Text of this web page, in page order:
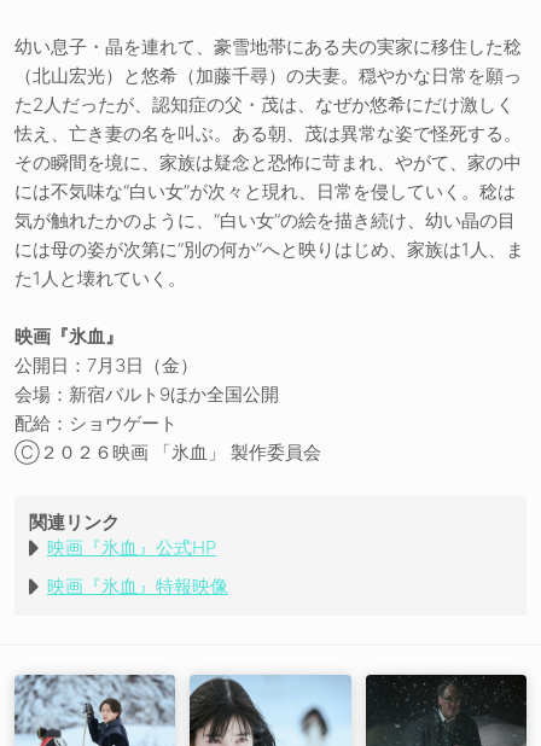
幼い息子・晶を連れて、豪雪地帯にある夫の実家に移住した稔
（北山宏光）と悠希（加藤千尋）の夫妻。穏やかな日常を願っ
た2人だったが、認知症の父・茂は、なぜか悠希にだけ激しく
怯え、亡き妻の名を叫ぶ。ある朝、茂は異常な姿で怪死する。
その瞬間を境に、家族は疑念と恐怖に苛まれ、やがて、家の中
には不気味な“白い女”が次々と現れ、日常を侵していく。稔は
気が触れたかのように、“白い女”の絵を描き続け、幼い晶の目
には母の姿が次第に“別の何か”へと映りはじめ、家族は1人、ま
た1人と壊れていく。
映画『氷血』
公開日：7月3日（金）
会場：新宿バルト9ほか全国公開
配給：ショウゲート
Ⓒ２０２６映画 「氷血」 製作委員会
関連リンク
映画『氷血』公式HP
映画『氷血』特報映像